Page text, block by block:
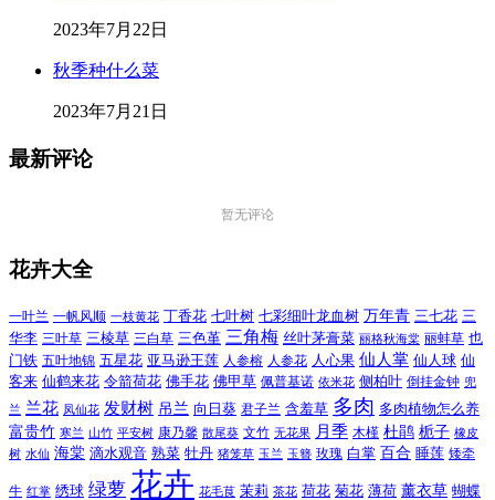
2023年7月22日
秋季种什么菜
2023年7月21日
最新评论
暂无评论
花卉大全
一叶兰 一帆风顺 一枝黄花 丁香花 七叶树 七彩细叶龙血树 万年青 三七花 三
华李 三叶草 三棱草 三白草 三色堇 三角梅 丝叶茅膏菜 丽格秋海棠 丽蚌草 也
门铁 五叶地锦 五星花 亚马逊王莲 人参榕 人参花 人心果 仙人掌 仙人球 仙
客来 仙鹤来花 令箭荷花 佛手花 佛甲草 佩普基诺 依米花 侧柏叶 倒挂金钟 兜
兰 兰花 凤仙花 发财树 吊兰 向日葵 君子兰 含羞草 多肉 多肉植物怎么养
富贵竹 寒兰 山竹 平安树 康乃馨 散尾葵 文竹 无花果 月季 木槿 杜鹃 栀子 橡皮
树 水仙 海棠 滴水观音 熟菜 牡丹 猪笼草 玉兰 玉簪 玫瑰 白掌 百合 睡莲 矮牵
牛 红掌 绣球 绿萝 花卉 花毛茛 茉莉 茶花 荷花 菊花 薄荷 薰衣草 蝴蝶